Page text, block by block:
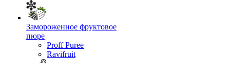
Замороженное фруктовое
пюре
Proff Puree
Ravifruit